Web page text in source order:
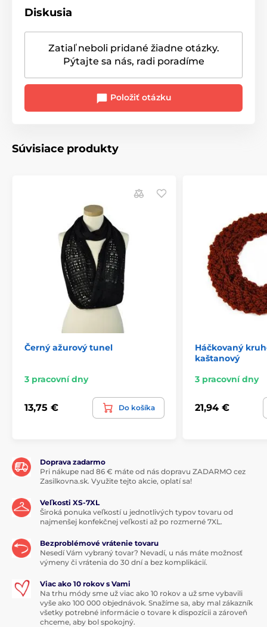
Diskusia
Zatiaľ neboli pridané žiadne otázky.
Pýtajte sa nás, radi poradíme
Položiť otázku
Súvisiace produkty
Černý ažurový tunel
3 pracovní dny
13,75 € Do košíka
Háčkovaný
kaštanový
3 pracovní dny
21,94 €
Doprava zadarmo
Pri nákupe nad 86 € máte od nás dopravu ZADARMO cez
Zasilkovna.sk. Využite tejto akcie, oplatí sa!
Veľkosti XS-7XL
Široká ponuka veľkostí u jednotlivých typov tovaru od
najmenšej konfekčnej veľkosti až po rozmerné 7XL.
Bezproblémové vrátenie tovaru
Nesedí Vám vybraný tovar? Nevadí, u nás máte možnosť
výmeny či vrátenia do 30 dní a bez komplikácií.
Viac ako 10 rokov s Vami
Na trhu módy sme už viac ako 10 rokov a už sme vybavili
vyše ako 100 000 objednávok. Snažíme sa, aby mal zákazník
všetky potrebné informácie o tovare k dispozícii a zároveň
chceme, aby bol spokojný.